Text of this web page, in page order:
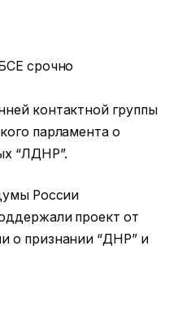
срочно
контактной группы
парламента о
“ЛДНР”.
России
проект от
о признании “ДНР” и